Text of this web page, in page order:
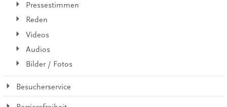
Pressestimmen
Reden
Videos
Audios
Bilder / Fotos
Besucherservice